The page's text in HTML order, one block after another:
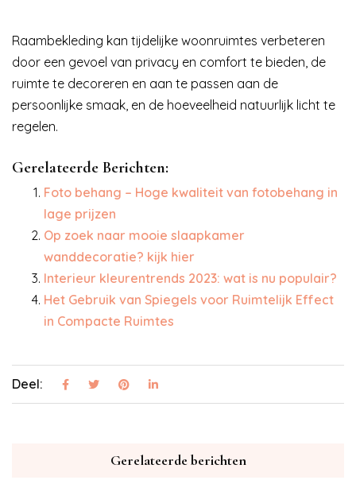
Raambekleding kan tijdelijke woonruimtes verbeteren
door een gevoel van privacy en comfort te bieden, de
ruimte te decoreren en aan te passen aan de
persoonlijke smaak, en de hoeveelheid natuurlijk licht te
regelen.
Gerelateerde Berichten:
Foto behang – Hoge kwaliteit van fotobehang in
lage prijzen
Op zoek naar mooie slaapkamer
wanddecoratie? kijk hier
Interieur kleurentrends 2023: wat is nu populair?
Het Gebruik van Spiegels voor Ruimtelijk Effect
in Compacte Ruimtes
Deel:
Gerelateerde berichten